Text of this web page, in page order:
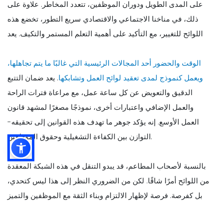
على المدى الطويل ودوران الموظفين، تتعدد المخاطر. علاوة على
ذلك، في مناخنا الاجتماعي والاقتصادي سريع التطور، تخضع هذه
اللوائح للتغيير، مع التأكيد على أهمية التعلم المستمر والتكيف. يعد
الوقت والحضور أحد المجالات الرئيسية التي غالبًا ما يتم تجاهلها،
ويعمل كنموذج لمدى تعقيد لوائح العمل وتشابكها. يعد ضمان التتبع
الدقيق والتعويض عن كل ساعة عمل، مع مراعاة فترات الراحة
والعمل الإضافي واعتبارات أخرى، نموذجًا مصغرًا لمشهد قانون
العمل الأوسع. إنه يؤكد جوهر ما تهدف هذه القوانين إلى تحقيقه-
التوازن بين الكفاءة التشغيلية وحقوق الموظفين.
بالنسبة لأصحاب المطاعم، قد يبدو التنقل في هذه الشبكة المعقدة
من اللوائح أمرًا شاقًا. لكن من الضروري النظر إلى هذا ليس كتحدي،
بل كفرصة. فرصة لإظهار الالتزام وبناء الثقة مع الموظفين والتميز